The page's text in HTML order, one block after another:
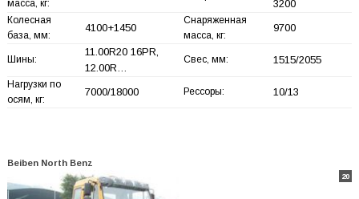
масса, кг:
3200
Колесная
база, мм:
4100+1450
Снаряженная
масса, кг:
9700
Шины:
11.00R20 16PR,
12.00R…
Свес, мм: 1515/2055
Нагрузки по
осям, кг:
7000/18000 Рессоры: 10/13
Beiben North Benz
20